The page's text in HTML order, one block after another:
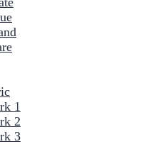
1
2
3